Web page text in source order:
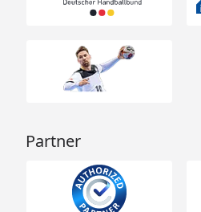
Partner